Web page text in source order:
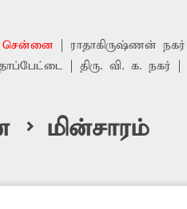
சென்னை ராதாகிருஷ்ணன் நகர்
திரு. வி. க. நகர்
மின்சாரம்